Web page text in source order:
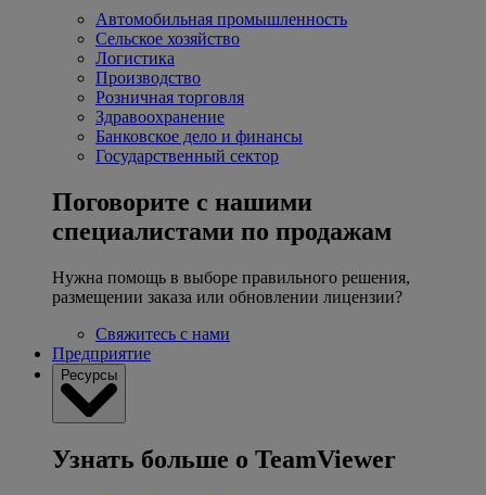
Автомобильная промышленность
Сельское хозяйство
Логистика
Производство
Розничная торговля
Здравоохранение
Банковское дело и финансы
Государственный сектор
Поговорите с нашими
специалистами по продажам
Нужна помощь в выборе правильного решения,
размещении заказа или обновлении лицензии?
Свяжитесь с нами
Предприятие
Ресурсы
Узнать больше о TeamViewer